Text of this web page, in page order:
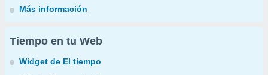
Más información
Tiempo en tu Web
Widget de El tiempo